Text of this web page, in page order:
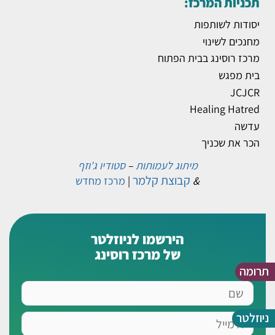
תרומה
ניוזלטר
יסודות לשותפות
מחנכים לשינוי
מרכז רוסינג בבית הפתוח
בית מפגש
JCJCR
Healing Hatred
עדשה
הכר את שכניך
מיתוג לעמותות–סטודיו ג'וזף
& קבוצת קלמר | מרכז מחדש
הירשמו לניוזלטר
של מרכז רוסינג
שם
אימייל